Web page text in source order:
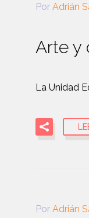
Por Adrián
Arte y
La Unidad
Por Adrián